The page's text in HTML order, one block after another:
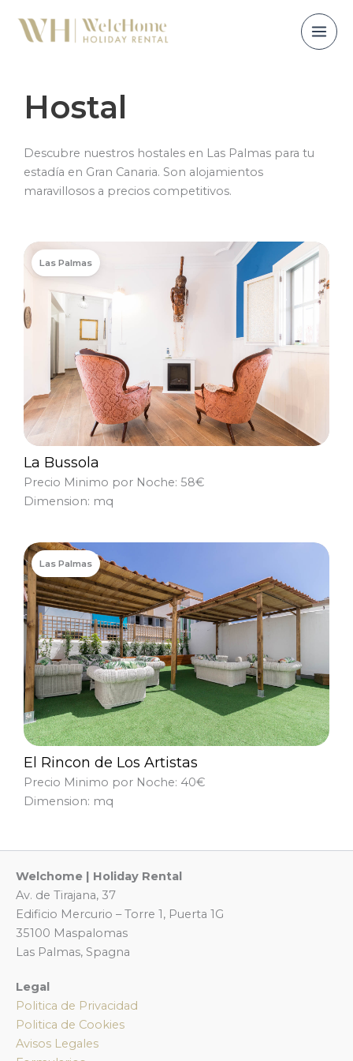
contenido
Hostal
Descubre nuestros hostales en Las Palmas para tu
estadía en Gran Canaria. Son alojamientos
maravillosos a precios competitivos.
Las Palmas
La Bussola
Precio Minimo por Noche: 58€
Dimension: mq
Las Palmas
El Rincon de Los Artistas
Precio Minimo por Noche: 40€
Dimension: mq
Welchome | Holiday Rental
Av. de Tirajana, 37
Edificio Mercurio – Torre 1, Puerta 1G
35100 Maspalomas
Las Palmas, Spagna
Legal
Politica de Privacidad
Politica de Cookies
Avisos Legales